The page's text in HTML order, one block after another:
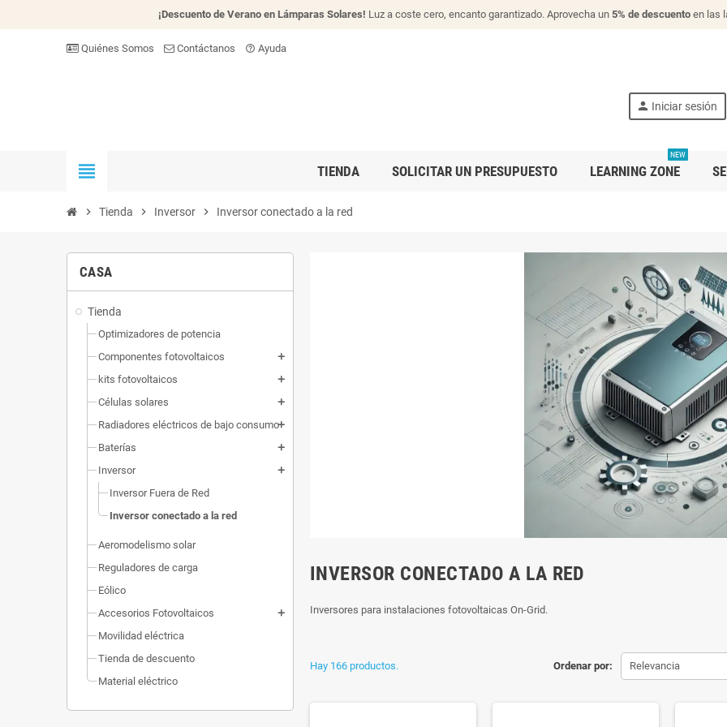
¡Descuento de Verano en Lámparas Solares! Luz a coste cero, encanto garantizado. Aprovecha un 5% de descuentoen las
Quiénes Somos Contáctanos help_outline Ayuda
person Iniciar sesión
view_headline TIENDA SOLICITAR UN PRESUPUESTO LEARNING ZONE
NEW
chevron_right Tienda chevron_right Inversor chevron_right Inversor conectado a la red
CASA
Tienda
Optimizadores de potencia
Componentes fotovoltaicos
add
kits fotovoltaicos add
Células solares add
Radiadores eléctricos de bajo consumoadd
Baterías add
Inversor add
Inversor Fuera de Red
Inversor conectado a la red
Aeromodelismo solar
Reguladores de carga
Eólico
Accesorios Fotovoltaicos
add
Movilidad eléctrica
Tienda de descuento
Material eléctrico
INVERSOR CONECTADO A LA RED
Inversores para instalaciones fotovoltaicas On-Grid.
Ordenar por: Relevancia
Hay 166 productos.